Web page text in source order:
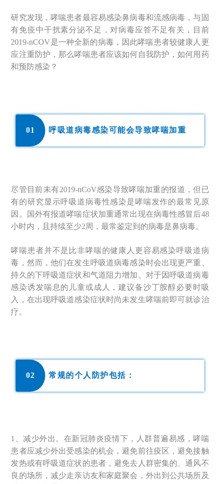
研究发现，哮喘患者最容易感染鼻病毒和流感病毒，与固
有免疫中干扰素分泌不足，对病毒应答不足有关，目前
2019-nCOV是一种全新的病毒，因此哮喘患者较健康人更
应注重防护，那么哮喘患者应该如何自我防护，如何用药
和预防感染？
01 呼吸道病毒感染可能会导致哮喘加重
尽管目前未有2019-nCoV感染导致哮喘加重的报道，但已
有的研究显示呼吸道病毒性感染是哮喘发作的最常见原
因。国外有报道哮喘症状加重通常出现在病毒性感冒后48
小时内，且持续至少2周，最常鉴定到的病毒是鼻病毒。
哮喘患者并不是比非哮喘的健康人更容易感染呼吸道病
毒，然而，他们在发生呼吸道病毒感染时会出现更严重、
持久的下呼吸道症状和气道阻力增加。对于因呼吸道病毒
感染诱发喘息的儿童或成人，建议备沙丁胺醇必要时吸
入，在出现呼吸道感染症状时尚未发生哮喘前即可就诊治
疗。
02 常规的个人防护包括：
1、减少外出。在新冠肺炎疫情下，人群普遍易感，哮喘
患者应减少外出受感染的机会，避免前往疫区，避免接触
发热或有呼吸道症状的患者，避免去人群密集的、通风不
良的场所，减少走亲访友和家庭聚会，外出到公共场所及